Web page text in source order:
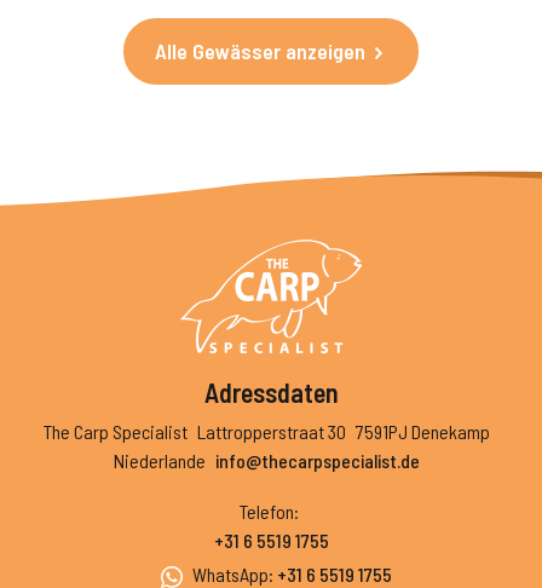
Alle Gewässer anzeigen
Adressdaten
The Carp Specialist Lattropperstraat 30 7591PJ Denekamp
Niederlande info@thecarpspecialist.de
Telefon:
+31 6 5519 1755
WhatsApp: +31 6 5519 1755